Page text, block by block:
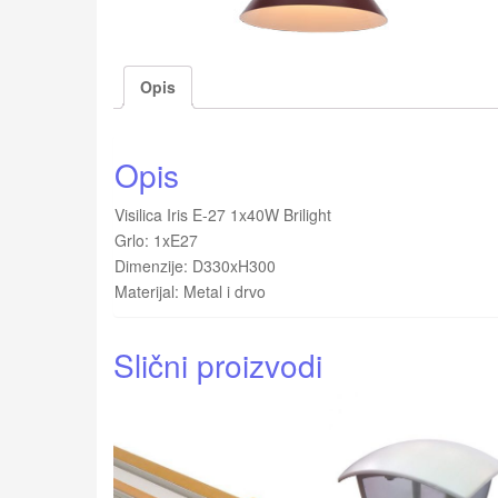
Opis
Opis
Visilica Iris E-27 1x40W Brilight
Grlo: 1xE27
Dimenzije: D330xH300
Materijal: Metal i drvo
Slični proizvodi